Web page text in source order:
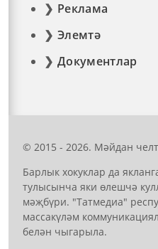
Реклама
Элемтә
Документлар
© 2015 - 2026. Мәйдан
Барлык хокуклар да
тулысынча яки өлешчә
мәҗбүри. "Татмедиа"
массакүләм
белән чыгарыла.